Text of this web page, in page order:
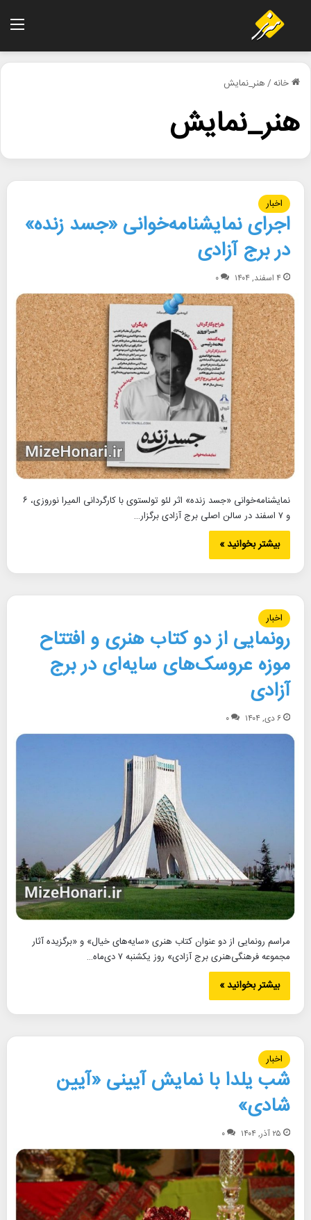
خانه/هنر_نمایش
هنر_نمایش
اخبار
اجرای نمایشنامه‌خوانی «جسد زنده»
در برج آزادی
۴ اسفند, ۱۴۰۴ ۰
نمایشنامه‌خوانی «جسد زنده» اثر لئو تولستوی با کارگردانی المیرا نوروزی، ۶
و ۷ اسفند در سالن اصلی برج آزادی برگزار…
بیشتر بخوانید »
اخبار
رونمایی از دو کتاب هنری و افتتاح
موزه عروسک‌های سایه‌ای در برج
آزادی
۶ دی, ۱۴۰۴ ۰
مراسم رونمایی از دو عنوان کتاب هنری «سایه‌های خیال» و «برگزیده آثار
مجموعه فرهنگی‌هنری برج آزادی» روز یکشنبه ۷ دی‌ماه…
بیشتر بخوانید »
اخبار
شب یلدا با نمایش آیینی «آیین
شادی»
۲۵ آذر, ۱۴۰۴ ۰